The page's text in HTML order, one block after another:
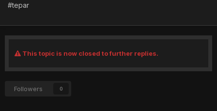
#tepar
This topic is now closed to further replies.
Followers 0